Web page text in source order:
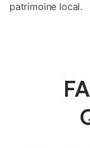
patrimoine local.